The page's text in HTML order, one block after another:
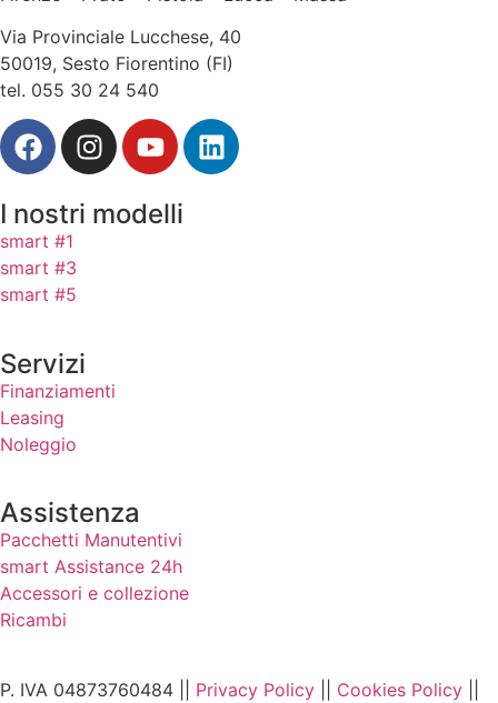
Via Provinciale Lucchese, 40
50019, Sesto Fiorentino (FI)
tel. 055 30 24 540
I nostri modelli
smart #1
smart #3
smart #5
Servizi
Finanziamenti
Leasing
Noleggio
Assistenza
Pacchetti Manutentivi
smart Assistance 24h
Accessori e collezione
Ricambi
P. IVA 04873760484 || Privacy Policy Cookies Policy